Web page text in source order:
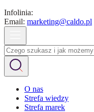
Infolinia:
Email: marketing@caldo.pl
O nas
Strefa wiedzy
Strefa marek